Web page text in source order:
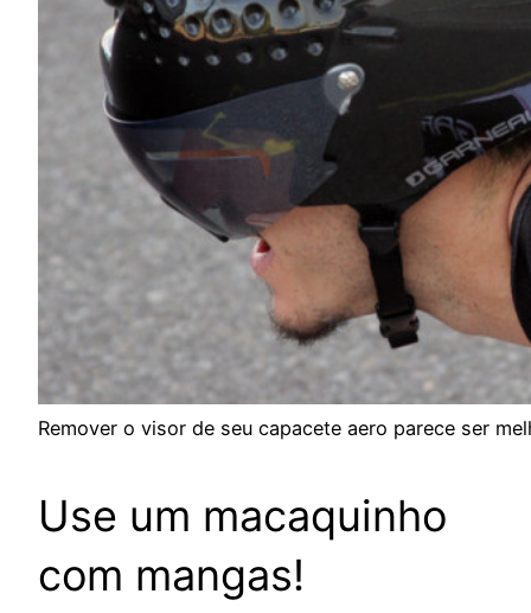
Remover o visor de seu capacete aero parece ser
Use um macaquinho
com mangas!